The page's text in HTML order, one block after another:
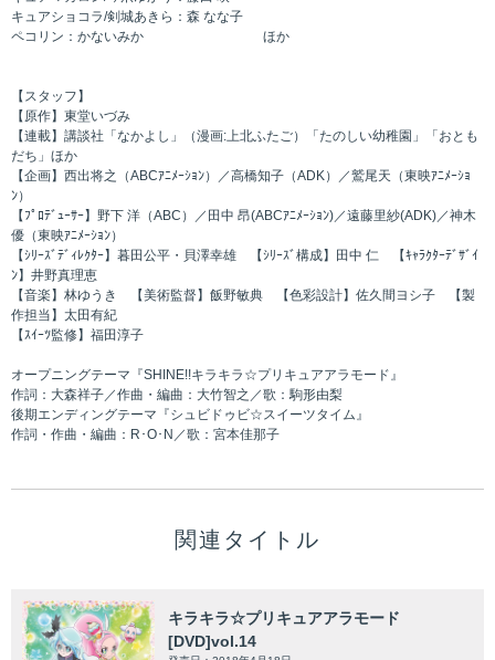
キュアショコラ/剣城あきら：森 なな子
ペコリン：かないみか ほか
【スタッフ】
【原作】東堂いづみ
【連載】講談社「なかよし」（漫画:上北ふたご）「たのしい幼稚園」「おとも
だち」ほか
【企画】西出将之（ABCｱﾆﾒｰｼｮﾝ）／高橋知子（ADK）／鷲尾天（東映ｱﾆﾒｰｼｮ
ﾝ）
【ﾌﾟﾛﾃﾞｭｰｻｰ】野下 洋（ABC）／田中 昂(ABCｱﾆﾒｰｼｮﾝ)／遠藤里紗(ADK)／神木
優（東映ｱﾆﾒｰｼｮﾝ）
【ｼﾘｰｽﾞﾃﾞｨﾚｸﾀｰ】暮田公平・貝澤幸雄 【ｼﾘｰｽﾞ構成】田中 仁 【ｷｬﾗｸﾀｰﾃﾞｻﾞｲ
ﾝ】井野真理恵
【音楽】林ゆうき 【美術監督】飯野敏典 【色彩設計】佐久間ヨシ子 【製
作担当】太田有紀
【ｽｲｰﾂ監修】福田淳子
オープニングテーマ『SHINE!!キラキラ☆プリキュアアラモード』
作詞：大森祥子／作曲・編曲：大竹智之／歌：駒形由梨
後期エンディングテーマ『シュビドゥビ☆スイーツタイム』
作詞・作曲・編曲：R･O･N／歌：宮本佳那子
関連タイトル
キラキラ☆プリキュアアラモード
[DVD]vol.14